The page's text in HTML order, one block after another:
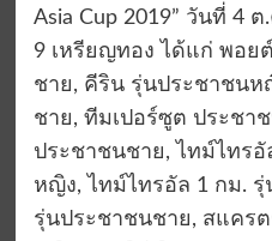
Asia Cup 2019” วันที่ 4 ต
9 เหรียญทอง ได้แก่ พอย
ชาย, คีริน รุ่นประชาชน
ชาย, ทีมเปอร์ซูต ประชา
ประชาชนชาย, ไทม์ไทรอั
หญิง, ไทม์ไทรอัล 1 กม. รุ่
รุ่นประชาชนชาย, สแคร